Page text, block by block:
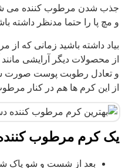
جذب شدن مرطوب کننده می
و مچ پا را حتما مدنظر داشته
بیاد داشته باشید زمانی که از
از محصولات دیگر آرایشی
و تعادل رطوبت پوست صورت
از این کرم ها هم در کنار
یک کرم مرطوب
بعد از شست و شو پاک